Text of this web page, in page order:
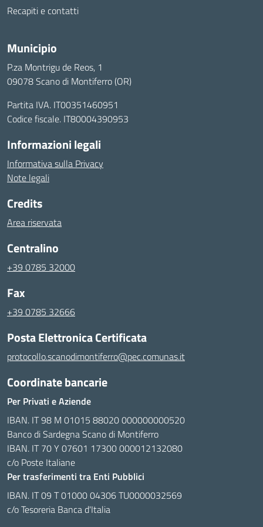
Recapiti e contatti
Municipio
P.za Montrigu de Reos, 1
09078 Scano di Montiferro (OR)
Partita IVA. IT00351460951
Codice fiscale. IT80004390953
Informazioni legali
Informativa sulla Privacy
Note legali
Credits
Area riservata
Centralino
+39 0785 32000
Fax
+39 0785 32666
Posta Elettronica Certificata
protocollo.scanodimontiferro@pec.comunas.it
Coordinate bancarie
Per Privati e Aziende
IBAN. IT 98 M 01015 88020 000000000520
Banco di Sardegna Scano di Montiferro
IBAN. IT 70 Y 07601 17300 000012132080
c/o Poste Italiane
Per trasferimenti tra Enti Pubblici
IBAN. IT 09 T 01000 04306 TU0000032569
c/o Tesoreria Banca d'Italia